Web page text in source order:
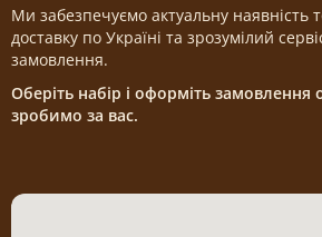
Ми забезпечуємо актуальну наявність
доставку по Україні та зрозумілий
замовлення.
Оберіть набір і оформіть
зробимо за вас.